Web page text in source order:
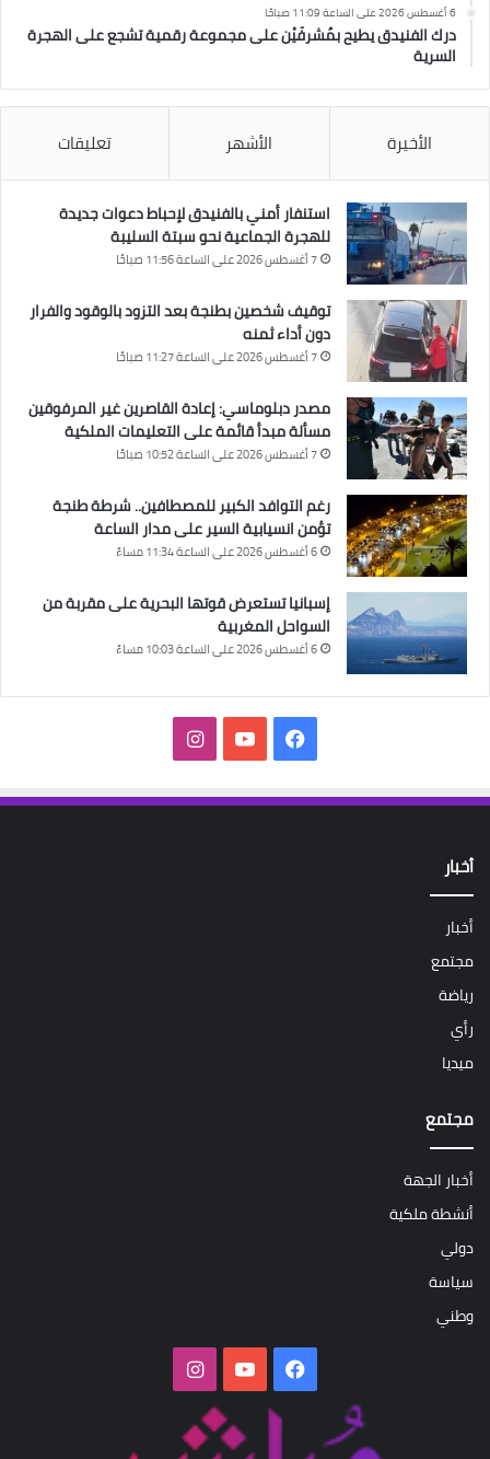
6 أغسطس 2026 على الساعة 11:09 صباحًا
درك الفنيدق يطيح بمُشرفَيْن على مجموعة رقمية تشجع على الهجرة
السرية
الأخيرة الأشهر تعليقات
استنفار أمني بالفنيدق لإحباط دعوات جديدة
للهجرة الجماعية نحو سبتة السليبة
7 أغسطس 2026 على الساعة 11:56 صباحًا
توقيف شخصين بطنجة بعد التزود بالوقود والفرار
دون أداء ثمنه
7 أغسطس 2026 على الساعة 11:27 صباحًا
مصدر دبلوماسي: إعادة القاصرين غير المرفوقين
مسألة مبدأ قائمة على التعليمات الملكية
7 أغسطس 2026 على الساعة 10:52 صباحًا
رغم التوافد الكبير للمصطافين.. شرطة طنجة
تؤمن انسيابية السير على مدار الساعة
6 أغسطس 2026 على الساعة 11:34 مساءً
إسبانيا تستعرض قوتها البحرية على مقربة من
السواحل المغربية
6 أغسطس 2026 على الساعة 10:03 مساءً
فيسبوك‫YouTubeانستقرام
أخبار
أخبار
مجتمع
رياضة
رأي
ميديا
مجتمع
أخبار الجهة
أنشطة ملكية
دولي
سياسة
وطني
فيسبوك‫YouTubeانستقرام